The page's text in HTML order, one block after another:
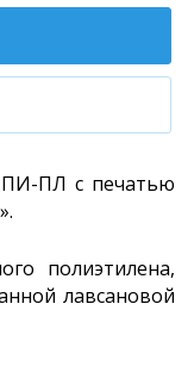
ПЛ с печатью
полиэтилена,
лавсановой